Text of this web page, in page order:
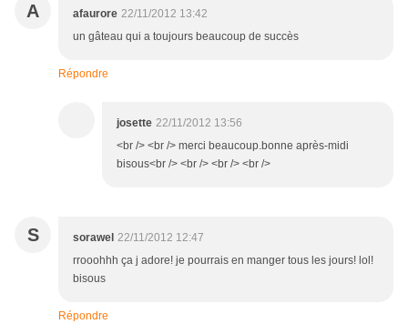
A afaurore 22/11/2012 13:42
un gâteau qui a toujours beaucoup de succès
Répondre
josette 22/11/2012 13:56
<br /> <br /> merci beaucoup.bonne après-midi
bisous<br /> <br /> <br /> <br />
S sorawel 22/11/2012 12:47
rrooohhh ça j adore! je pourrais en manger tous les jours! lol!
bisous
Répondre